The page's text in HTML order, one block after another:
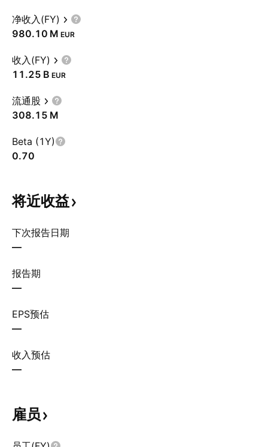
净收入(FY)
‪980.10 M‬ EUR
收入(FY)
‪11.25 B‬ EUR
流通股
‪308.15 M‬
Beta (1Y)
0.70
将近收益
下次报告日期
—
报告期
—
EPS预估
—
收入预估
—
雇员